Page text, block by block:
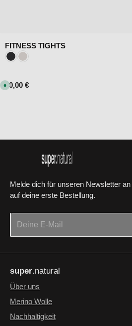
FITNESS TIGHTS
Farbe:
Jet BlackWhite Stone
Regulärer Preis:
S
o
f
80,00 €
Melde dich für unseren Newsletter
auf deine erste Bestellung.
genommen und die
einverstanden.
Die mit einem Stern (*) markierten
super.natural
Über uns
Merino Wolle
Nachhaltigkeit